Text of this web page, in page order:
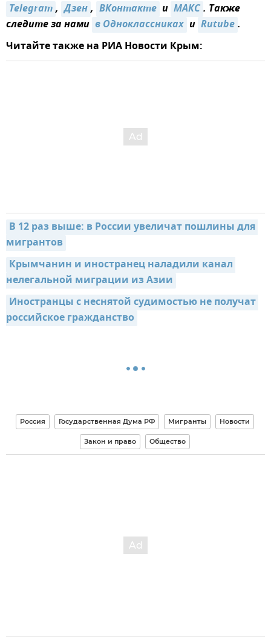
Telegram, Дзен, ВКонтакте и МАКС. Также
следите за нами в Одноклассниках и Rutube.
Читайте также на РИА Новости Крым:
В 12 раз выше: в России увеличат пошлины для
мигрантов
Крымчанин и иностранец наладили канал
нелегальной миграции из Азии
Иностранцы с неснятой судимостью не получат
российское гражданство
Россия Государственная Дума РФ Мигранты Новости
Закон и право Общество